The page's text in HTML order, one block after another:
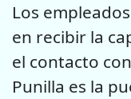
Los
en recibir la
el contacto
Punilla es la